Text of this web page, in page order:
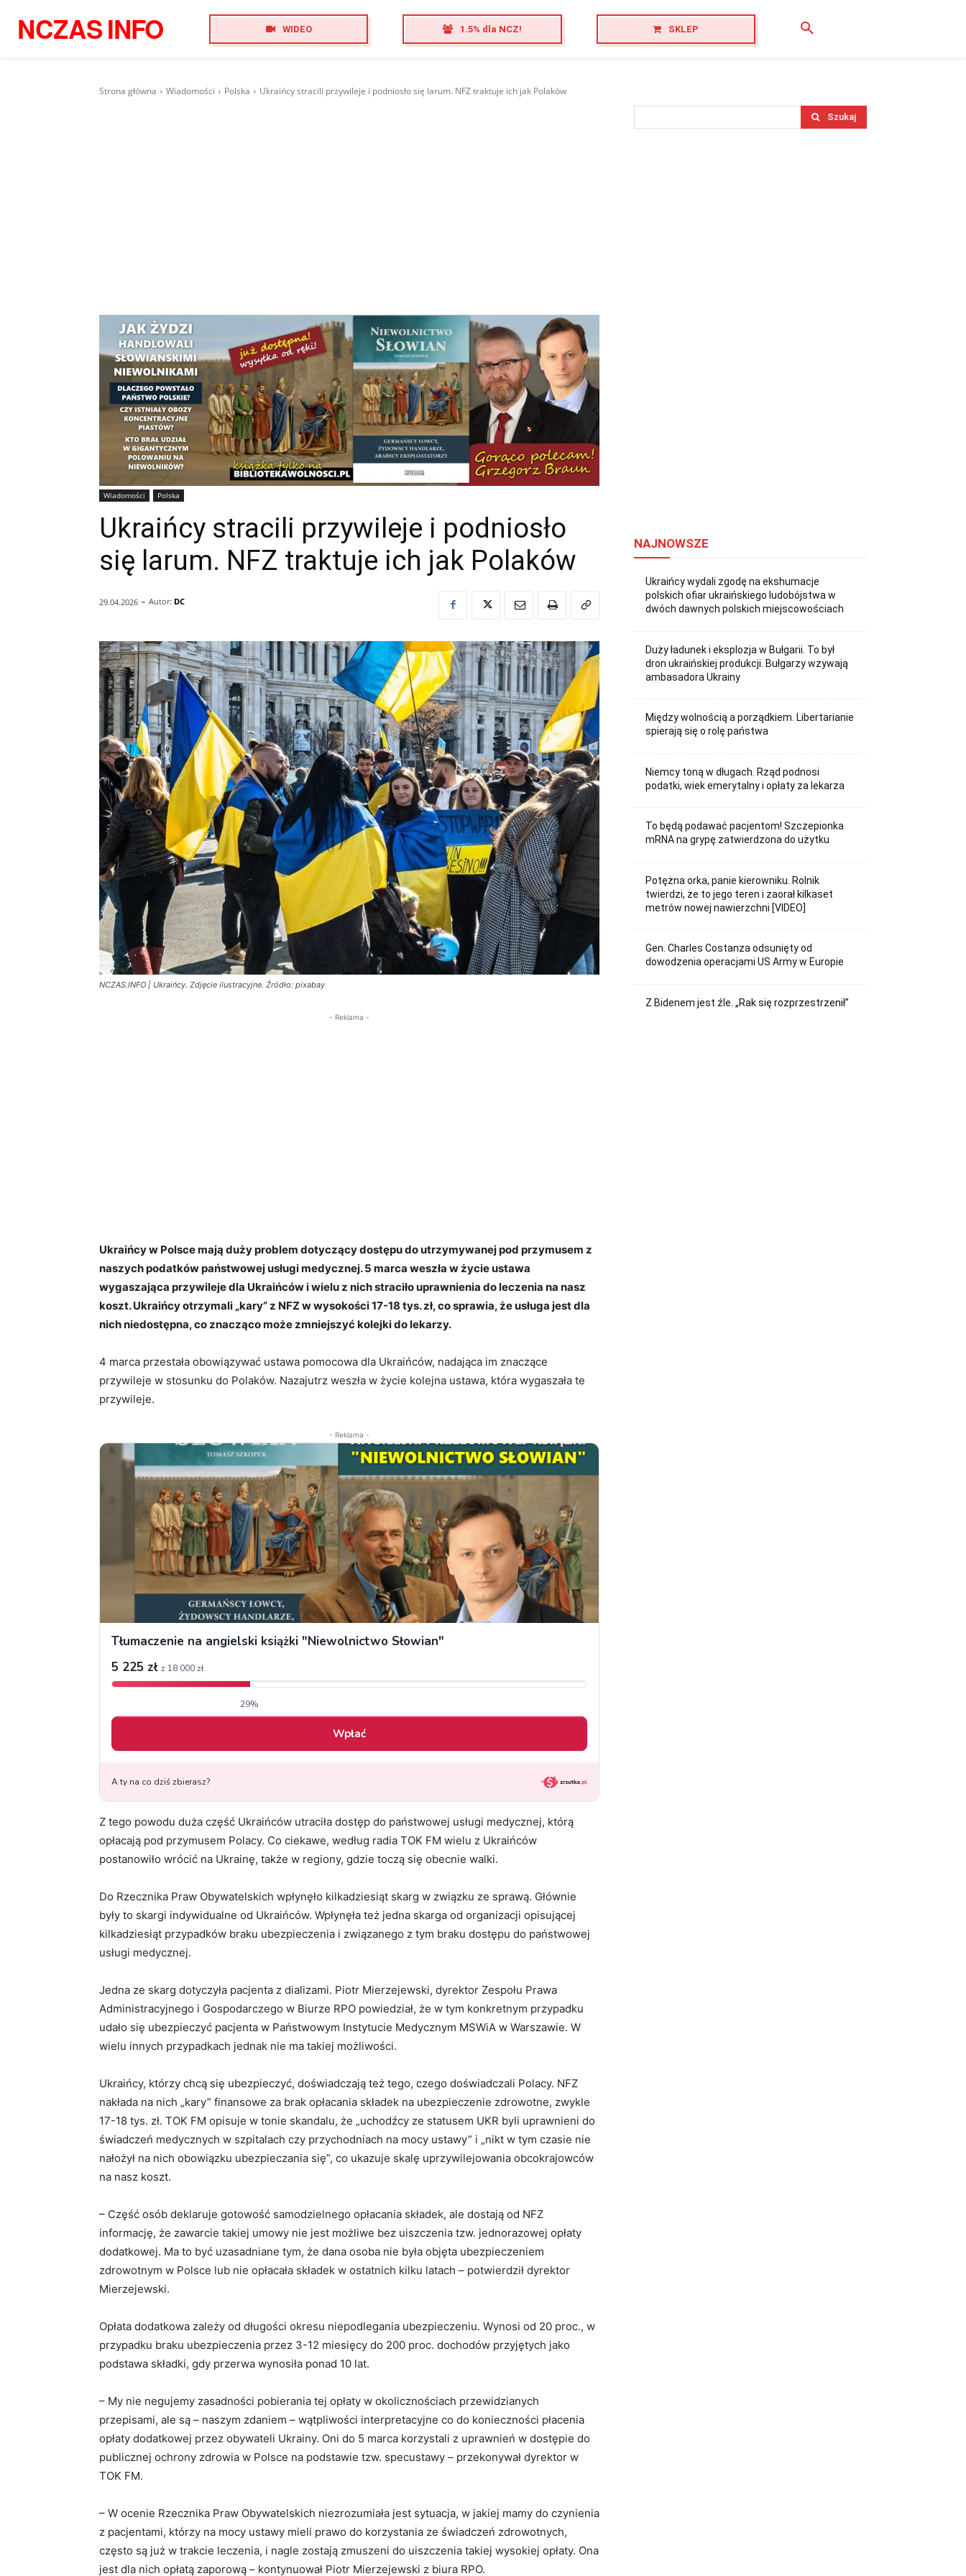
NCZASINFO WIDEO 1.5% dla NCZ! SKLEP
Strona główna Wiadomości Polska Ukraińcy stracili przywileje i podniosło się larum. NFZ traktuje ich jak Polaków
Wiadomości Polska
Ukraińcy stracili przywileje i podniosło
się larum. NFZ traktuje ich jak Polaków
29.04.2026 - Autor: DC
NCZAS.INFO | Ukraińcy. Zdjęcie ilustracyjne. Źródło: pixabay
- Reklama -
Ukraińcy w Polsce mają duży problem dotyczący dostępu do utrzymywanej pod przymusem z
naszych podatków państwowej usługi medycznej. 5 marca weszła w życie ustawa
wygaszająca przywileje dla Ukraińców i wielu z nich straciło uprawnienia do leczenia na nasz
koszt. Ukraińcy otrzymali „kary” z NFZ w wysokości 17-18 tys. zł, co sprawia, że usługa jest dla
nich niedostępna, co znacząco może zmniejszyć kolejki do lekarzy.
4 marca przestała obowiązywać ustawa pomocowa dla Ukraińców, nadająca im znaczące
przywileje w stosunku do Polaków. Nazajutrz weszła w życie kolejna ustawa, która wygaszała te
przywileje.
- Reklama -
Z tego powodu duża część Ukraińców utraciła dostęp do państwowej usługi medycznej, którą
opłacają pod przymusem Polacy. Co ciekawe, według radia TOK FM wielu z Ukraińców
postanowiło wrócić na Ukrainę, także w regiony, gdzie toczą się obecnie walki.
Do Rzecznika Praw Obywatelskich wpłynęło kilkadziesiąt skarg w związku ze sprawą. Głównie
były to skargi indywidualne od Ukraińców. Wpłynęła też jedna skarga od organizacji opisującej
kilkadziesiąt przypadków braku ubezpieczenia i związanego z tym braku dostępu do państwowej
usługi medycznej.
Jedna ze skarg dotyczyła pacjenta z dializami. Piotr Mierzejewski, dyrektor Zespołu Prawa
Administracyjnego i Gospodarczego w Biurze RPO powiedział, że w tym konkretnym przypadku
udało się ubezpieczyć pacjenta w Państwowym Instytucie Medycznym MSWiA w Warszawie. W
wielu innych przypadkach jednak nie ma takiej możliwości.
Ukraińcy, którzy chcą się ubezpieczyć, doświadczają też tego, czego doświadczali Polacy. NFZ
nakłada na nich „kary” finansowe za brak opłacania składek na ubezpieczenie zdrowotne, zwykle
17-18 tys. zł. TOK FM opisuje w tonie skandalu, że „uchodźcy ze statusem UKR byli uprawnieni do
świadczeń medycznych w szpitalach czy przychodniach na mocy ustawy” i „nikt w tym czasie nie
nałożył na nich obowiązku ubezpieczania się”, co ukazuje skalę uprzywilejowania obcokrajowców
na nasz koszt.
– Część osób deklaruje gotowość samodzielnego opłacania składek, ale dostają od NFZ
informację, że zawarcie takiej umowy nie jest możliwe bez uiszczenia tzw. jednorazowej opłaty
dodatkowej. Ma to być uzasadniane tym, że dana osoba nie była objęta ubezpieczeniem
zdrowotnym w Polsce lub nie opłacała składek w ostatnich kilku latach – potwierdził dyrektor
Mierzejewski.
Opłata dodatkowa zależy od długości okresu niepodlegania ubezpieczeniu. Wynosi od 20 proc., w
przypadku braku ubezpieczenia przez 3-12 miesięcy do 200 proc. dochodów przyjętych jako
podstawa składki, gdy przerwa wynosiła ponad 10 lat.
– My nie negujemy zasadności pobierania tej opłaty w okolicznościach przewidzianych
przepisami, ale są – naszym zdaniem – wątpliwości interpretacyjne co do konieczności płacenia
opłaty dodatkowej przez obywateli Ukrainy. Oni do 5 marca korzystali z uprawnień w dostępie do
publicznej ochrony zdrowia w Polsce na podstawie tzw. specustawy – przekonywał dyrektor w
TOK FM.
– W ocenie Rzecznika Praw Obywatelskich niezrozumiała jest sytuacja, w jakiej mamy do czynienia
z pacjentami, którzy na mocy ustawy mieli prawo do korzystania ze świadczeń zdrowotnych,
często są już w trakcie leczenia, i nagle zostają zmuszeni do uiszczenia takiej wysokiej opłaty. Ona
jest dla nich opłatą zaporową – kontynuował Piotr Mierzejewski z biura RPO.
Szukaj
NAJNOWSZE
Ukraińcy wydali zgodę na ekshumacje
polskich ofiar ukraińskiego ludobójstwa w
dwóch dawnych polskich miejscowościach
Duży ładunek i eksplozja w Bułgarii. To był
dron ukraińskiej produkcji. Bułgarzy wzywają
ambasadora Ukrainy
Między wolnością a porządkiem. Libertarianie
spierają się o rolę państwa
Niemcy toną w długach. Rząd podnosi
podatki, wiek emerytalny i opłaty za lekarza
To będą podawać pacjentom! Szczepionka
mRNA na grypę zatwierdzona do użytku
Potężna orka, panie kierowniku. Rolnik
twierdzi, że to jego teren i zaorał kilkaset
metrów nowej nawierzchni [VIDEO]
Gen. Charles Costanza odsunięty od
dowodzenia operacjami US Army w Europie
Z Bidenem jest źle. „Rak się rozprzestrzenił”